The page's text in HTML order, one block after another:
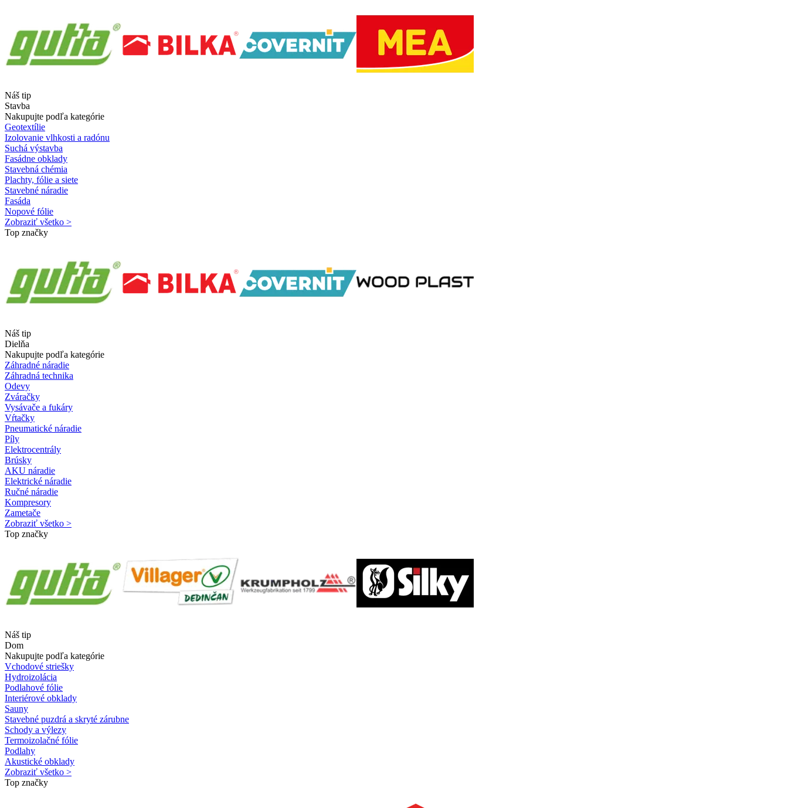
Náš tip
Stavba
Nakupujte podľa kategórie
Geotextílie
Izolovanie vlhkosti a radónu
Suchá výstavba
Fasádne obklady
Stavebná chémia
Plachty, fólie a siete
Stavebné náradie
Fasáda
Nopové fólie
Zobraziť všetko >
Top značky
Náš tip
Dielňa
Nakupujte podľa kategórie
Záhradné náradie
Záhradná technika
Odevy
Zváračky
Vysávače a fukáry
Vŕtačky
Pneumatické náradie
Píly
Elektrocentrály
Brúsky
AKU náradie
Elektrické náradie
Ručné náradie
Kompresory
Zametače
Zobraziť všetko >
Top značky
Náš tip
Dom
Nakupujte podľa kategórie
Vchodové striešky
Hydroizolácia
Podlahové fólie
Interiérové obklady
Sauny
Stavebné puzdrá a skryté zárubne
Schody a výlezy
Termoizolačné fólie
Podlahy
Akustické obklady
Zobraziť všetko >
Top značky